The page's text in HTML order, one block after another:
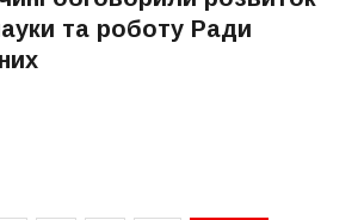
та роботу Ради